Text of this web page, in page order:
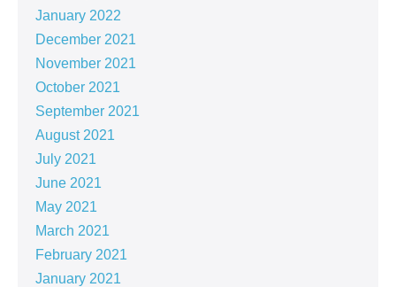
January 2022
December 2021
November 2021
October 2021
September 2021
August 2021
July 2021
June 2021
May 2021
March 2021
February 2021
January 2021